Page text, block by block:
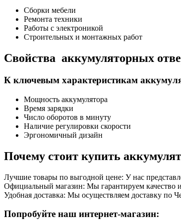
Сборки мебели
Ремонта техники
Работы с электроникой
Строительных и монтажных работ
Свойства аккумуляторных
К ключевым характеристикам
Мощность аккумулятора
Время зарядки
Число оборотов в минуту
Наличие регулировки скорости
Эргономичный дизайн
Почему стоит купить
Лучшие товары по выгодной цене: У нас
Официальный магазин: Мы гарантируем качество
Удобная доставка: Мы осуществляем доставку по
Попробуйте наш интернет-магазин: